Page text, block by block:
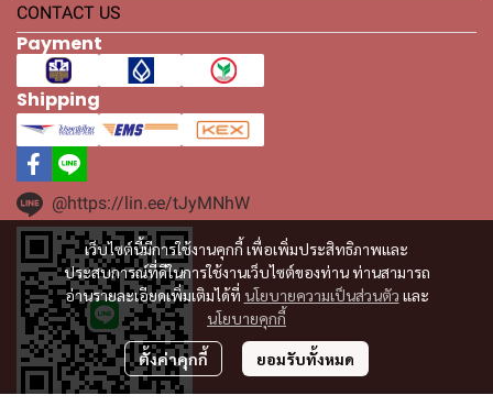
เว็บไซต์นี้มีการใช้งานคุกกี้ เพื่อเพิ่มประสิทธิภาพและ
ประสบการณ์ที่ดีในการใช้งานเว็บไซต์ของท่าน ท่านสามารถ
อ่านรายละเอียดเพิ่มเติมได้ที่ นโยบายความเป็นส่วนตัว และ
นโยบายคุกกี้
ตั้งค่าคุกกี้ ยอมรับทั้งหมด
CONTACT US
Payment
Shipping
@https://lin.ee/tJyMNhW